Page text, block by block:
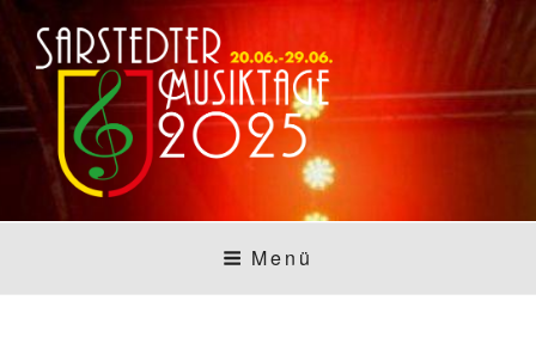
Zum
Inhalt
springen
SARSTEDTER
MUSIKTAGE
Sarstedt macht Musik
Menü